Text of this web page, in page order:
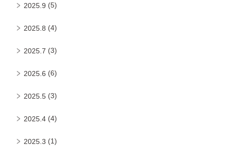
2025.9 (5)
2025.8 (4)
2025.7 (3)
2025.6 (6)
2025.5 (3)
2025.4 (4)
2025.3 (1)